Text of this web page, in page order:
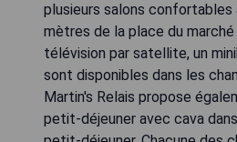
plusieurs salons confortables
mètres de la place du
télévision par satellite, un
sont disponibles dans les
Martin's Relais propose
petit-déjeuner avec cava